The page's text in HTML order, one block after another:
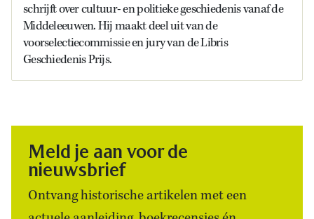
schrijft over cultuur- en politieke geschiedenis vanaf de
Middeleeuwen. Hij maakt deel uit van de
voorselectiecommissie en jury van de Libris
Geschiedenis Prijs.
Meld je aan voor de
nieuwsbrief
Ontvang historische artikelen met een